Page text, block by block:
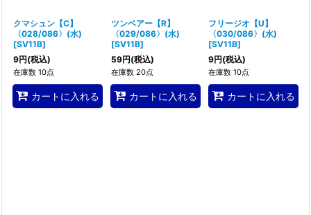
クマシュン【C】
〈028/086〉(水)
[SV11B]
9円(税込)
在庫数 10点
カートに入れる
ツンベアー【R】
〈029/086〉(水)
[SV11B]
59円(税込)
在庫数 20点
カートに入れる
フリージオ【U】
〈030/086〉(水)
[SV11B]
9円(税込)
在庫数 10点
カートに入れる